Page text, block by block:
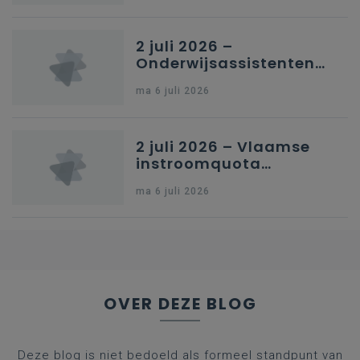
2 juli 2026 –
Onderwijsassistenten
kleuteronderwijs
ma 6 juli 2026
2 juli 2026 – Vlaamse
instroomquota
federale RIZIV-
ma 6 juli 2026
OVER DEZE BLOG
Deze blog is niet bedoeld als formeel standpunt van